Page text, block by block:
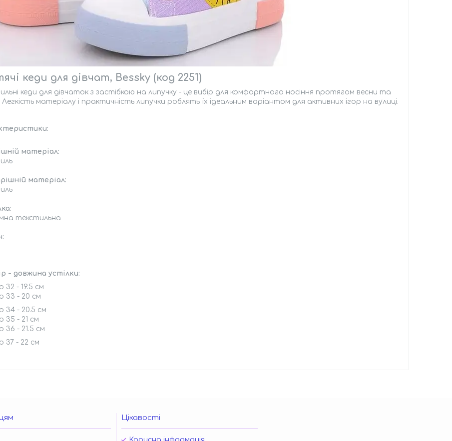
кеди для дівчат, Bessky (код 2251)
кеди для дівчаток з застібкою на липучку - це вибір для комфортного носіння протягом весни та
Легкість матеріалу і практичність липучки роблять їх ідеальним варіантом для активних ігор на вулиці.
матеріал:
матеріал:
текстильна
- довжина устілки:
32 - 19.5 см
33 - 20 см
34 - 20.5 см
35 - 21 см
36 - 21.5 см
37 - 22 см
Цікавості